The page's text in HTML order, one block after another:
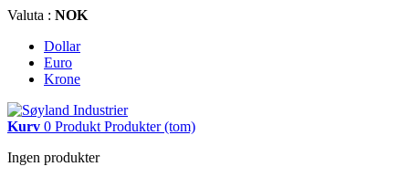
Valuta : NOK
Dollar
Euro
Krone
Kurv 0 Produkt Produkter (tom)
Ingen produkter